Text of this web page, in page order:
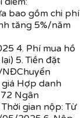
bao gồm chi phí
tăng 5%/năm
4. Phí mua hồ
5. Tiền đặt
Hợp danh
Ngân
gian nộp: Từ